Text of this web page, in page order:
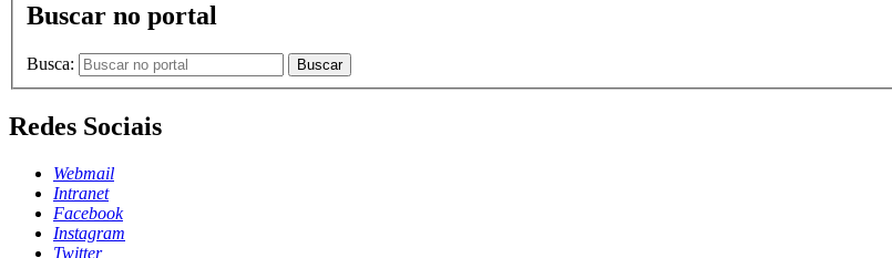
Buscar no portal
Busca: Buscar
Redes Sociais
Webmail
Intranet
Facebook
Instagram
Twitter